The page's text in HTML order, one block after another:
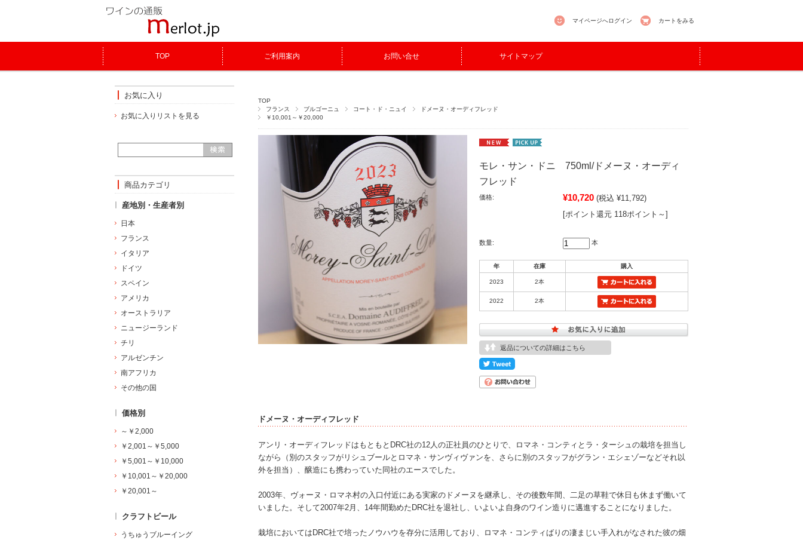
マイページへログイン カートをみる
TOP ご利用案内 お問い合せ サイトマップ
TOP
フランス
ブルゴーニュ コート・ド・ニュイ
ドメーヌ・オーディフレッド
￥10,001～￥20,000
モレ・サン・ドニ 750ml/ドメーヌ・オーディ
フレッド
価格: ¥10,720 (税込 ¥11,792)
[ポイント還元 118ポイント～]
数量: 本
年 在庫 購入
2023 2本
2022 2本
返品についての詳細はこちら
ドメーヌ・オーディフレッド
アンリ・オーディフレッドはもともとDRC社の12人の正社員のひとりで、ロマネ・コンティとラ・ターシュの栽培を担当し
ながら（別のスタッフがリシュブールとロマネ・サンヴィヴァンを、さらに別のスタッフがグラン・エシェゾーなどそれ以
外を担当）、醸造にも携わっていた同社のエースでした。
2003年、ヴォーヌ・ロマネ村の入口付近にある実家のドメーヌを継承し、その後数年間、二足の草鞋で休日も休まず働いて
いました。そして2007年2月、14年間勤めたDRC社を退社し、いよいよ自身のワイン造りに邁進することになりました。
栽培においてはDRC社で培ったノウハウを存分に活用しており、ロマネ・コンティばりの凄まじい手入れがなされた彼の畑
お気に入り
お気に入りリストを見る
商品カテゴリ
産地別・生産者別
日本
フランス
イタリア
ドイツ
スペイン
アメリカ
オーストラリア
ニュージーランド
チリ
アルゼンチン
南アフリカ
その他の国
価格別
～￥2,000
￥2,001～￥5,000
￥5,001～￥10,000
￥10,001～￥20,000
￥20,001～
クラフトビール
うちゅうブルーイング